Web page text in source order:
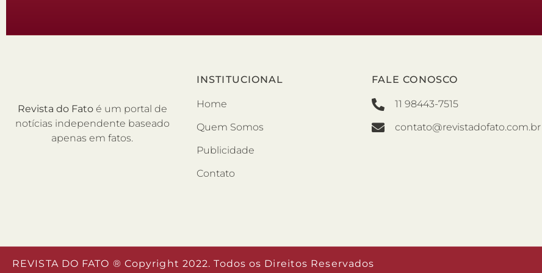
Revista do Fato é um portal de
notícias independente baseado
apenas em fatos.
INSTITUCIONAL
Home
Quem Somos
Publicidade
Contato
FALE CONOSCO
11 98443-7515
contato@revistadofato.com.br
REVISTA DO FATO ® Copyright 2022. Todos os Direitos Reservados